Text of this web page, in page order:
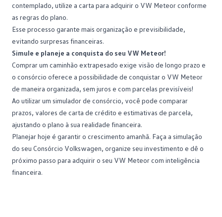
contemplado, utilize a carta para adquirir o VW Meteor conforme
as regras do plano.
Esse processo garante mais organização e previsibilidade,
evitando surpresas financeiras.
Simule e planeje a conquista do seu VW Meteor!
Comprar um caminhão extrapesado exige visão de longo prazo e
o consórcio oferece a possibilidade de conquistar o VW Meteor
de maneira organizada, sem juros e com parcelas previsíveis!
Ao utilizar um simulador de consórcio, você pode comparar
prazos, valores de carta de crédito e estimativas de parcela,
ajustando o plano à sua realidade financeira.
Planejar hoje é garantir o crescimento amanhã. Faça a simulação
do seu Consórcio Volkswagen, organize seu investimento e dê o
próximo passo para adquirir o seu VW Meteor com inteligência
financeira.